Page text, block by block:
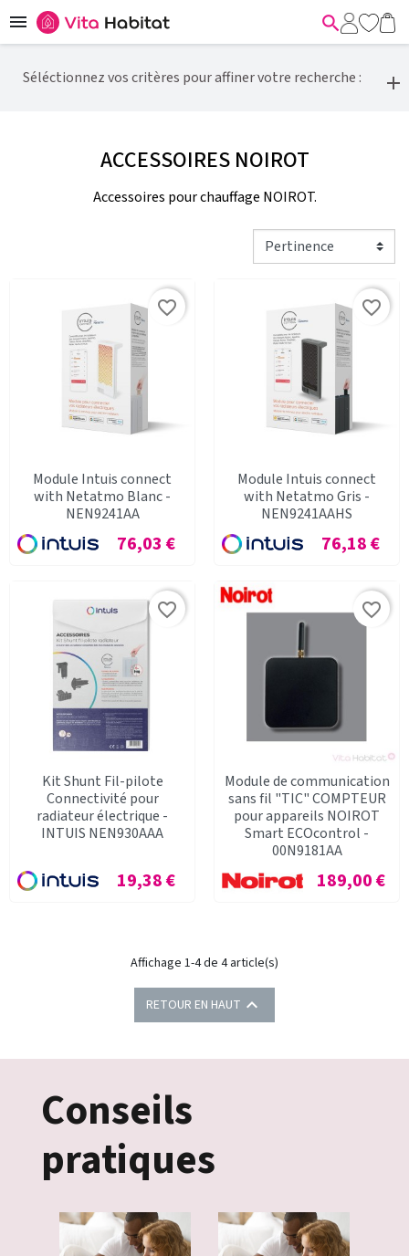
 
Séléctionnez vos critères pour affiner votre recherche :
ACCESSOIRES NOIROT
Accessoires pour chauffage NOIROT.
Module Intuis connect
with Netatmo Blanc -
NEN9241AA
Prix
76,03 €
favorite_border
Module Intuis connect
with Netatmo Gris -
NEN9241AAHS
Prix
76,18 €
favorite_border
Kit Shunt Fil-pilote
Connectivité pour
radiateur électrique -
INTUIS NEN930AAA
Prix
19,38 €
favorite_border
Module de communication
sans fil "TIC" COMPTEUR
pour appareils NOIROT
Smart ECOcontrol -
00N9181AA
Prix
189,00 €
favorite_border
Affichage 1-4 de 4 article(s)
RETOUR EN HAUT 
Conseils
pratiques